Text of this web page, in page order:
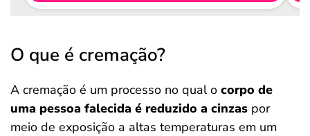
O que é cremação?
A cremação é um processo no qual o corpo de
uma pessoa falecida é reduzido a cinzas por
meio de exposição a altas temperaturas em um